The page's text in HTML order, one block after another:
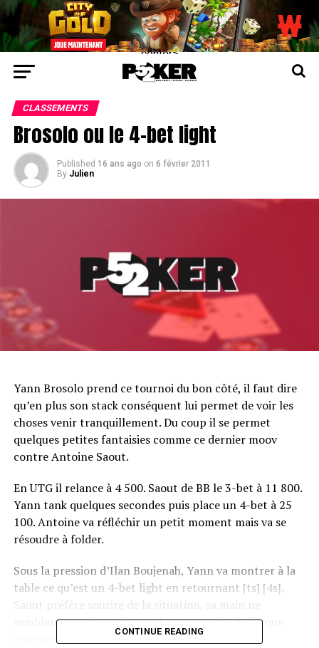
center>
CLASSEMENTS
Brosolo ou le 4-bet light
Published 16 ans ago on 6 février 2011
By Julien
Yann Brosolo prend ce tournoi du bon côté, il faut dire
qu’en plus son stack conséquent lui permet de voir les
choses venir tranquillement. Du coup il se permet
quelques petites fantaisies comme ce dernier moov
contre Antoine Saout.
En UTG il relance à 4 500. Saout de BB le 3-bet à 11 800.
Yann tank quelques secondes puis place un 4-bet à 25
100. Antoine va réfléchir un petit moment mais va se
résoudre à folder.
Sous la pression d’Ilan Boujenah, Yann va montrer à la
table ce qu’est un 4-bet light en retournant [ts] [4s].
Saout préfère sourire de la situation, sa main ne
semblant pas être vraiment beaucoup plus belle que
celle de son adversaire.CONTINUE READING